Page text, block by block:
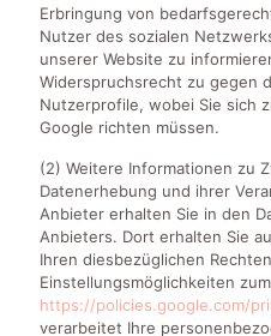
Erbringung von
Nutzer des sozialen
unserer Website zu
Widerspruchsrecht zu gegen
Nutzerprofile, wobei Sie sich
Google richten müssen.
(2) Weitere Informationen zu
Datenerhebung und ihrer
Anbieter erhalten Sie in den
Anbieters. Dort erhalten Sie
Ihren diesbezüglichen
Einstellungsmöglichkeiten
https://policies.google.com/
verarbeitet Ihre